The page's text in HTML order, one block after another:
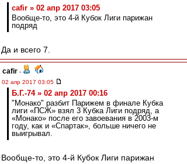
cafir » 02 апр 2017 03:05
Вообще-то, это 4-й Кубок Лиги парижан
подряд
Да и всего 7.
cafir -
02 апр 2017 03:05
Б.Г.-74 » 02 апр 2017 00:16
"Монако" разбит Парижем в финале Кубка
лиги «ПСЖ» взял 3 Кубка Лиги подряд, а
«Монако» после его завоевания в 2003-м
году, как и «Спартак», больше ничего не
выигрывал.
Вообще-то, это 4-й Кубок Лиги парижан